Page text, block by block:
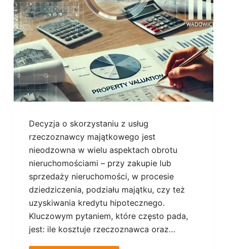
Decyzja o skorzystaniu z usług
rzeczoznawcy majątkowego jest
nieodzowna w wielu aspektach obrotu
nieruchomościami – przy zakupie lub
sprzedaży nieruchomości, w procesie
dziedziczenia, podziału majątku, czy też
uzyskiwania kredytu hipotecznego.
Kluczowym pytaniem, które często pada,
jest: ile kosztuje rzeczoznawca oraz…